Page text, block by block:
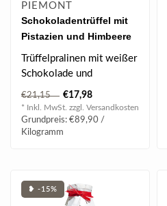
PIEMONT
Schokoladentrüffel mit
Pistazien und Himbeere
(200g)
Trüffelpralinen mit weißer
Schokolade und
gehackten und
gemahlenen Pistazien, ..
€21,15 €17,98
* Inkl. MwSt. zzgl. Versandkosten
Grundpreis: €89,90 /
Kilogramm
❥ -15%